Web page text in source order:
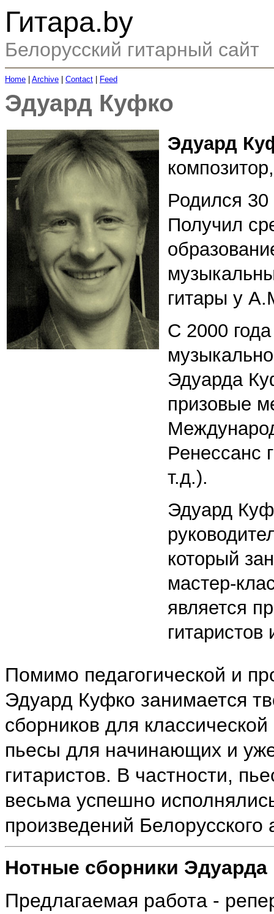
Гитара.by
Белорусский гитарный сайт
Home Archive Contact Feed
Эдуард Куфко
Эдуард
Родился 30
Получил
гитары у
С 2000
Эдуарда
призовые
Ренессанс
т.д.).
Эдуард
который
мастер-
является
Помимо педагогической и
Эдуард Куфко занимается
сборников для
пьесы для начинающих и
гитаристов. В частности,
весьма успешно
произведений Белорусского
Нотные сборники
Предлагаемая работа -